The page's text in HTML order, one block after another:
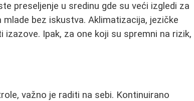
preseljenje u sredinu gde su veći izgledi za
bez iskustva. Aklimatizacija, jezičke
Ipak, za one koji su spremni na rizik,
važno je raditi na sebi. Kontinuirano